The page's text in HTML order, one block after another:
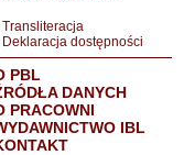
Transliteracja
Deklaracja dostępności
PBL
DANYCH
PRACOWNI
IBL